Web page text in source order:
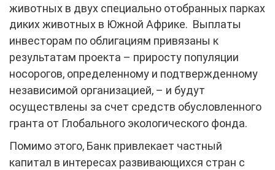
животных в двух специально отобранных парках
диких животных в Южной Африке. Выплаты
инвесторам по облигациям привязаны к
результатам проекта – приросту популяции
носорогов, определенному и подтвержденному
независимой организацией, – и будут
осуществлены за счет средств обусловленного
гранта от Глобального экологического фонда.
Помимо этого, Банк привлекает частный
капитал в интересах развивающихся стран с